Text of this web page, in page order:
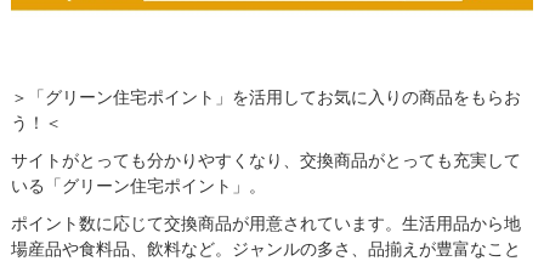
＞「グリーン住宅ポイント」を活用してお気に入りの商品をもらお
う！＜
サイトがとっても分かりやすくなり、交換商品がとっても充実して
いる「グリーン住宅ポイント」。
ポイント数に応じて交換商品が用意されています。生活用品から地
場産品や食料品、飲料など。ジャンルの多さ、品揃えが豊富なこと